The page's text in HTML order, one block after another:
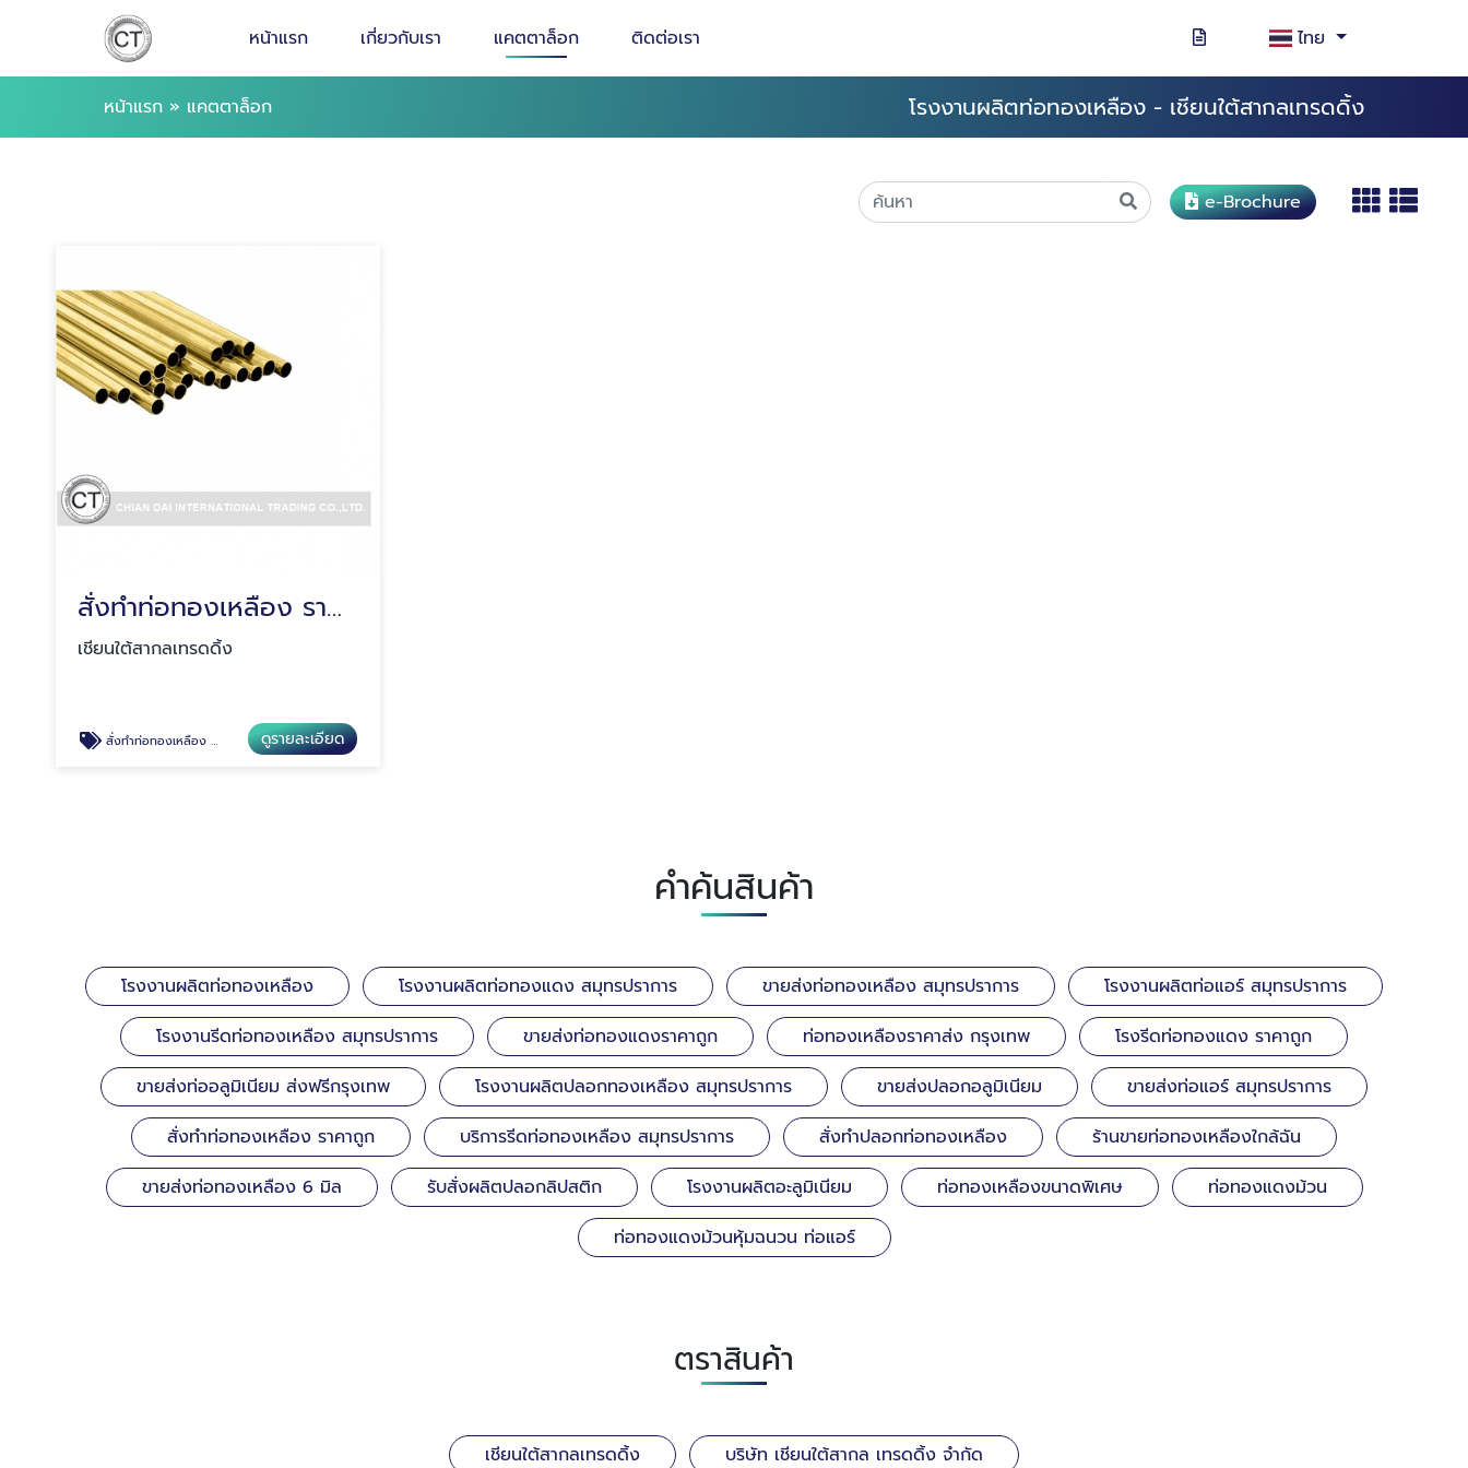
หน้าแรก เกี่ยวกับเรา แคตตาล็อก ติดต่อเรา ไทย
หน้าแรก » แคตตาล็อก โรงงานผลิตท่อทองเหลือง - เชียนใต้สากลเทรดดิ้ง
e-Brochure
สั่งทำท่อทองเหลือง ราคาถูก
เชียนใต้สากลเทรดดิ้ง
สั่งทำท่อทองเหลือง ราคาถูก ดูรายละเอียด
คำค้นสินค้า
โรงงานผลิตท่อทองเหลือง โรงงานผลิตท่อทองแดง สมุทรปราการ ขายส่งท่อทองเหลือง สมุทรปราการ
โรงงานผลิตท่อแอร์ สมุทรปราการ
โรงงานรีดท่อทองเหลือง สมุทรปราการ
ขายส่งท่อทองแดงราคาถูก ท่อทองเหลืองราคาส่ง กรุงเทพ
โรงรีดท่อทองแดง ราคาถูก
ขายส่งท่ออลูมิเนียม ส่งฟรีกรุงเทพ
โรงงานผลิตปลอกทองเหลือง สมุทรปราการ ขายส่งปลอกอลูมิเนียม
ขายส่งท่อแอร์ สมุทรปราการ
สั่งทำท่อทองเหลือง ราคาถูก
บริการรีดท่อทองเหลือง สมุทรปราการ สั่งทำปลอกท่อทองเหลือง
ร้านขายท่อทองเหลืองใกล้ฉัน
ขายส่งท่อทองเหลือง 6 มิล
รับสั่งผลิตปลอกลิปสติก โรงงานผลิตอะลูมิเนียม ท่อทองเหลืองขนาดพิเศษ
ท่อทองแดงม้วน
ท่อทองแดงม้วนหุ้มฉนวน ท่อแอร์
ตราสินค้า
เชียนใต้สากลเทรดดิ้ง บริษัท เชียนใต้สากล เทรดดิ้ง จำกัด